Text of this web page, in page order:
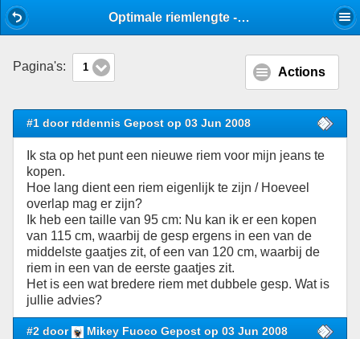
Optimale riemlengte - Casual - Stijlforum
Pagina's: 1 Actions
#1 door rddennis Gepost op 03 Jun 2008
Ik sta op het punt een nieuwe riem voor mijn jeans te
kopen.
Hoe lang dient een riem eigenlijk te zijn / Hoeveel
overlap mag er zijn?
Ik heb een taille van 95 cm: Nu kan ik er een kopen
van 115 cm, waarbij de gesp ergens in een van de
middelste gaatjes zit, of een van 120 cm, waarbij de
riem in een van de eerste gaatjes zit.
Het is een wat bredere riem met dubbele gesp. Wat is
jullie advies?
#2 door Mikey Fuoco Gepost op 03 Jun 2008